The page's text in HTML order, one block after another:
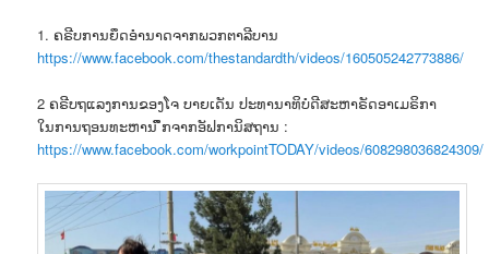
1. ຄຣີບການຍຶດອຳນາດຈາກພວກຕາລີບານ
https://www.facebook.com/thestandardth/videos/160505242773886/
2 ຄຣີບຖແລງການຂອງໂຈ ບາຍເດັນ ປະທານາທິບໍດີສະຫາຣັດອາເມຣິກາ
ໃນການຖອນທະຫານ ຶຶກຈາກອັຟການິສຖານ :
https://www.facebook.com/workpointTODAY/videos/608298036824309/